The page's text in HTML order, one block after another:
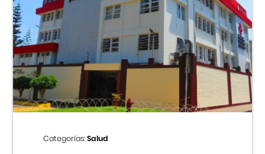
Categorías:Salud